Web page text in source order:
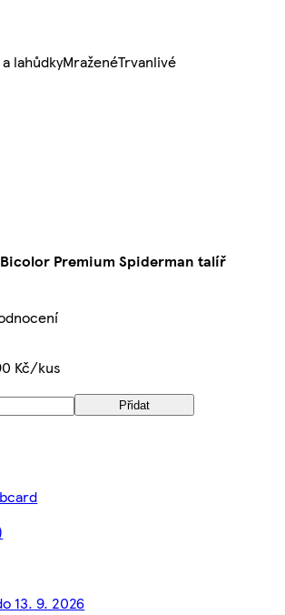
lahůdkyMraženéTrvanlivé
Premium Spiderman talíř
Kč/kus
Přidat
13. 9. 2026